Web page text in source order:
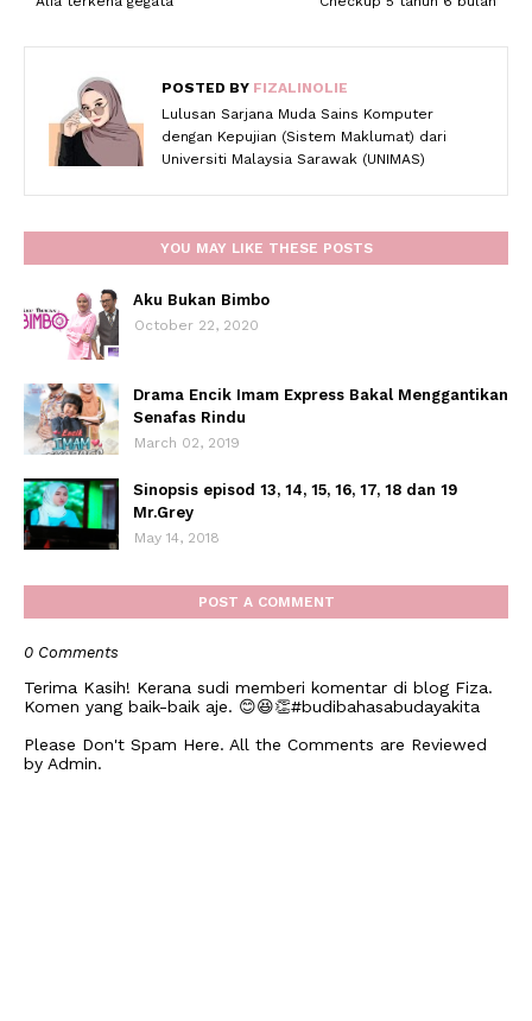
POSTED BY FIZALINOLIE
Lulusan Sarjana Muda Sains Komputer
dengan Kepujian (Sistem Maklumat) dari
Universiti Malaysia Sarawak (UNIMAS)
YOU MAY LIKE THESE POSTS
Aku Bukan Bimbo
October 22, 2020
Drama Encik Imam Express Bakal Menggantikan
Senafas Rindu
March 02, 2019
Sinopsis episod 13, 14, 15, 16, 17, 18 dan 19
Mr.Grey
May 14, 2018
POST A COMMENT
0 Comments
Terima Kasih! Kerana sudi memberi komentar di blog Fiza.
Komen yang baik-baik aje. 😊😆👏#budibahasabudayakita
Please Don't Spam Here. All the Comments are Reviewed
by Admin.